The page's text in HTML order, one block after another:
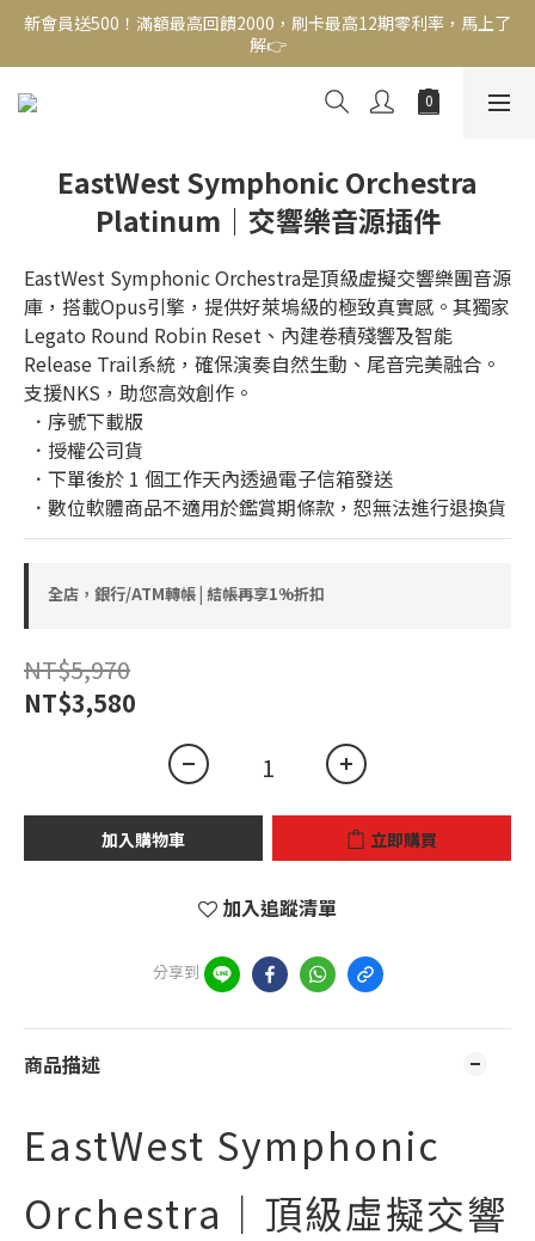
新會員送500！滿額最高回饋2000，刷卡最高12期零利率，馬上了
解👉
新會員送500！滿額最高回饋2000，刷卡最高12期零利率，馬上了
解👉
結帳頁選zingala銀角零卡分期，輕鬆打包
解👉
EastWest Symphonic Orchestra
Platinum｜交響樂音源插件
EastWest Symphonic Orchestra是頂級虛擬交響樂團音源
庫，搭載Opus引擎，提供好萊塢級的極致真實感。其獨家
Legato Round Robin Reset、內建卷積殘響及智能
Release Trail系統，確保演奏自然生動、尾音完美融合。
支援NKS，助您高效創作。
．序號下載版
．授權公司貨
．下單後於 1 個工作天內透過電子信箱發送
．數位軟體商品不適用於鑑賞期條款，恕無法進行退換貨
全店，銀行/ATM轉帳 | 結帳再享1%折扣
NT$5,970
NT$3,580
加入購物車 立即購買
加入追蹤清單
分享到
商品描述
EastWest Symphonic
Orchestra｜頂級虛擬交響